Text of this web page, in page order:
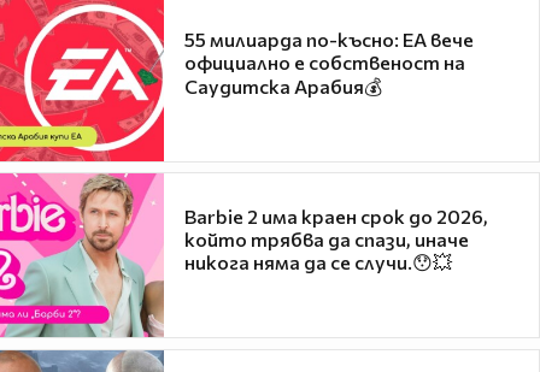
55 милиарда по-късно: EA вече
официално е собственост на
Саудитска Арабия💰
Barbie 2 има краен срок до 2026,
който трябва да спази, иначе
никога няма да се случи.😯💥